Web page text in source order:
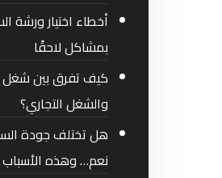
أخطاء اختيار ورشة
بمشاكل لاحقًا
كيف تفرق بين شغل
والشغل التجاري؟
هل تختلف جودة
نعم… وهذه الأسباب